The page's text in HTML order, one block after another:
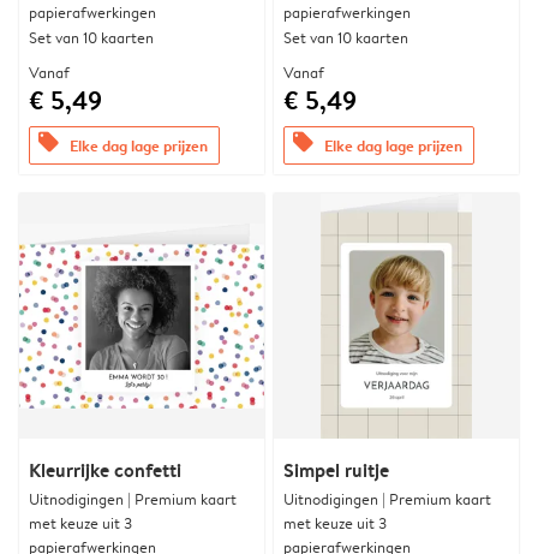
papierafwerkingen
Set van 10 kaarten
Vanaf
€ 5,49
offers Elke dag lage prijzen
papierafwerkingen
Set van 10 kaarten
Vanaf
€ 5,49
offers Elke dag lage prijzen
Kleurrijke confetti
Uitnodigingen | Premium kaart
met keuze uit 3
papierafwerkingen
Simpel ruitje
Uitnodigingen | Premium kaart
met keuze uit 3
papierafwerkingen